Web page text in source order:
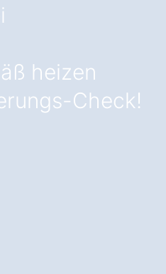
heizen
Check!